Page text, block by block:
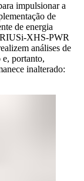
impulsionar a
de
de energia
XHS-PWR
análises de
portanto,
inalterado: